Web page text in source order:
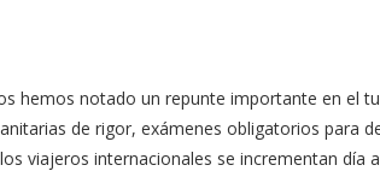
hemos notado un repunte importante en el
de rigor, exámenes obligatorios para
viajeros internacionales se incrementan día